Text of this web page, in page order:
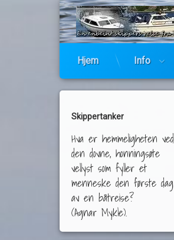
Hjem Info
Skippertanker
Hva er hemmeligheten ved
den dovne, honningsøte
vellyst som fyller et
menneske den første dag
av en båtreise?
(Agnar Mykle).